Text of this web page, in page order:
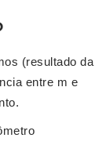
(resultado da
entre m e